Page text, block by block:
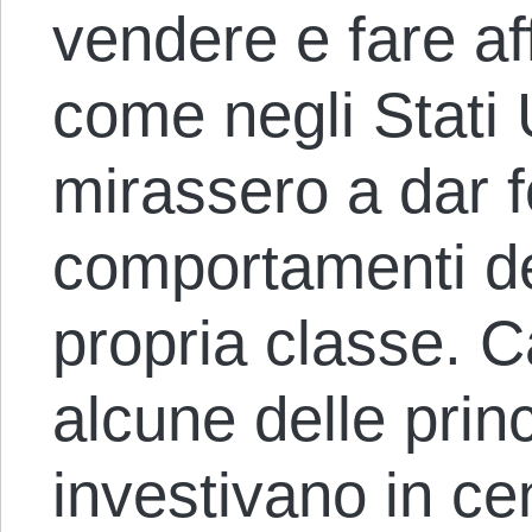
vendere e fare
come negli Stati
mirassero a dar
comportamenti
propria classe.
alcune delle
investivano in